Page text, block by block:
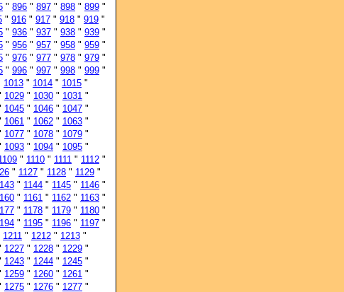
" 896 " 897 " 898 " 899 "
" 916 " 917 " 918 " 919 "
" 936 " 937 " 938 " 939 "
" 956 " 957 " 958 " 959 "
" 976 " 977 " 978 " 979 "
" 996 " 997 " 998 " 999 "
1013 " 1014 " 1015 "
1029 " 1030 " 1031 "
1045 " 1046 " 1047 "
1061 " 1062 " 1063 "
1077 " 1078 " 1079 "
1093 " 1094 " 1095 "
" 1110 " 1111 " 1112 "
" 1127 " 1128 " 1129 "
" 1144 " 1145 " 1146 "
" 1161 " 1162 " 1163 "
" 1178 " 1179 " 1180 "
" 1195 " 1196 " 1197 "
1211 " 1212 " 1213 "
1227 " 1228 " 1229 "
1243 " 1244 " 1245 "
1259 " 1260 " 1261 "
1275 " 1276 " 1277 "